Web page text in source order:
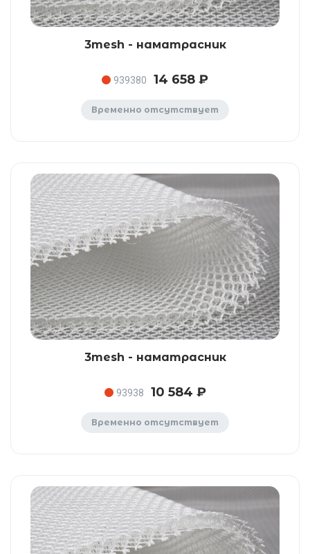
3mesh - наматрасник
939380 14 658 ₽
Временно отсутствует
3mesh - наматрасник
93938 10 584 ₽
Временно отсутствует